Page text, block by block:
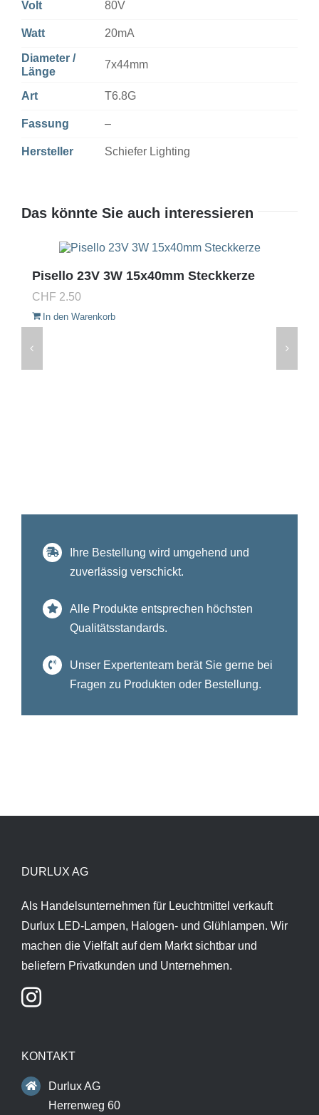
Volt 80V
Watt 20mA
Diameter /
Länge
7x44mm
Art T6.8G
Fassung –
Hersteller Schiefer Lighting
Das könnte Sie auch interessieren
Pisello 23V 3W 15x40mm Steckkerze
CHF 2.50
In den Warenkorb
Ihre Bestellung wird umgehend und
zuverlässig verschickt.
Alle Produkte entsprechen höchsten
Qualitätsstandards.
Unser Expertenteam berät Sie gerne bei
Fragen zu Produkten oder Bestellung.
DURLUX AG
Als Handelsunternehmen für Leuchtmittel verkauft
Durlux LED-Lampen, Halogen- und Glühlampen. Wir
machen die Vielfalt auf dem Markt sichtbar und
beliefern Privatkunden und Unternehmen.
KONTAKT
Durlux AG
Herrenweg 60